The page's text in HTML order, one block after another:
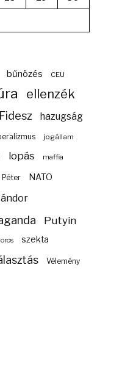
bűnözés CEU
ellenzék
Fidesz hazugság
jogállam
lopás maffia
Péter NATO
Putyin
szekta
Vélemény